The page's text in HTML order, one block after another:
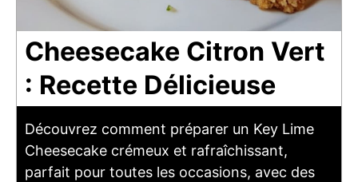
Cheesecake Citron Vert
: Recette Délicieuse
Découvrez comment préparer un Key Lime
Cheesecake crémeux et rafraîchissant,
parfait pour toutes les occasions, avec des